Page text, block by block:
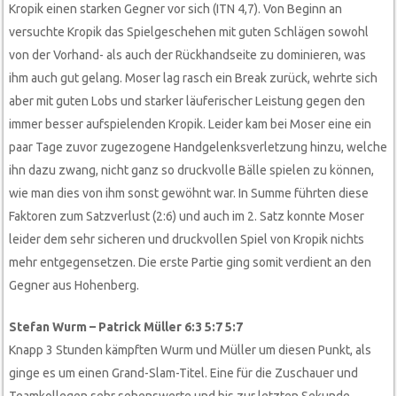
Kropik einen starken Gegner vor sich (ITN 4,7). Von Beginn an
versuchte Kropik das Spielgeschehen mit guten Schlägen sowohl
von der Vorhand- als auch der Rückhandseite zu dominieren, was
ihm auch gut gelang. Moser lag rasch ein Break zurück, wehrte sich
aber mit guten Lobs und starker läuferischer Leistung gegen den
immer besser aufspielenden Kropik. Leider kam bei Moser eine ein
paar Tage zuvor zugezogene Handgelenksverletzung hinzu, welche
ihn dazu zwang, nicht ganz so druckvolle Bälle spielen zu können,
wie man dies von ihm sonst gewöhnt war. In Summe führten diese
Faktoren zum Satzverlust (2:6) und auch im 2. Satz konnte Moser
leider dem sehr sicheren und druckvollen Spiel von Kropik nichts
mehr entgegensetzen. Die erste Partie ging somit verdient an den
Gegner aus Hohenberg.
Stefan Wurm – Patrick Müller 6:3 5:7 5:7
Knapp 3 Stunden kämpften Wurm und Müller um diesen Punkt, als
ginge es um einen Grand-Slam-Titel. Eine für die Zuschauer und